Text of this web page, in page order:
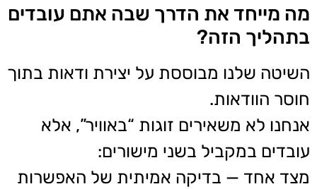
מה מייחד את הדרך שבה אתם עובדים
בתהליך הזה?
השיטה שלנו מבוססת על יצירת ודאות בתוך
חוסר הוודאות.
אנחנו לא משאירים זוגות “באוויר”, אלא
עובדים במקביל בשני מישורים:
מצד אחד — בדיקה אמיתית של האפשרות